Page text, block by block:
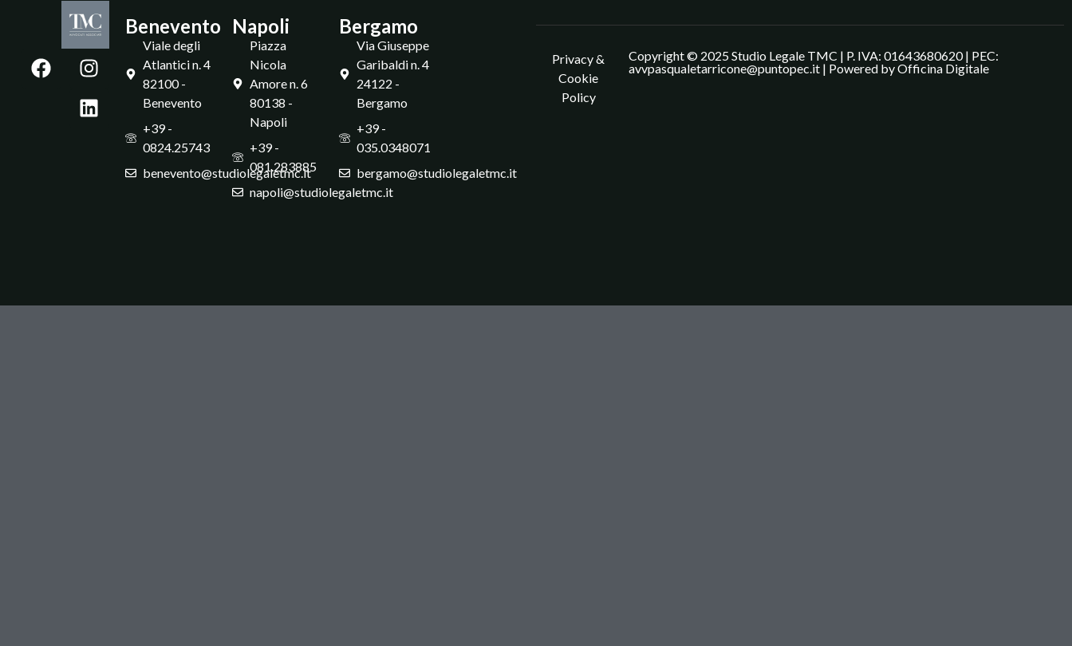
Benevento
Viale degli
Atlantici n. 4
82100 -
Benevento
+39 -
0824.25743
benevento@studiolegaletmc.it
Napoli
Piazza
Nicola
Amore n. 6
80138 -
Napoli
+39 -
081.283885
napoli@studiolegaletmc.it
Bergamo
Via Giuseppe
Garibaldi n. 4
24122 -
Bergamo
+39 -
035.0348071
bergamo@studiolegaletmc.it
Privacy &
Cookie
Policy
Copyright © 2025 Studio Legale TMC | P. IVA: 01643680620 | PEC:
avvpasqualetarricone@puntopec.it | Powered byOfficina Digitale